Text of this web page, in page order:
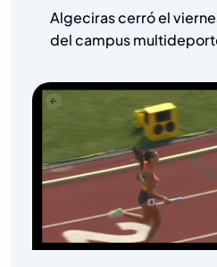
Algeciras cerró el
del campus